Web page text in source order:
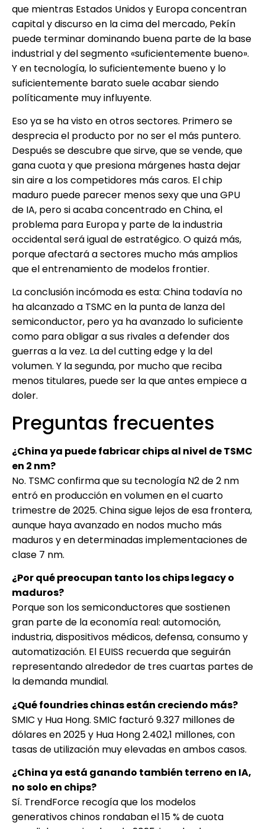
que mientras Estados Unidos y Europa concentran
capital y discurso en la cima del mercado, Pekín
puede terminar dominando buena parte de la base
industrial y del segmento «suficientemente bueno».
Y en tecnología, lo suficientemente bueno y lo
suficientemente barato suele acabar siendo
políticamente muy influyente.
Eso ya se ha visto en otros sectores. Primero se
desprecia el producto por no ser el más puntero.
Después se descubre que sirve, que se vende, que
gana cuota y que presiona márgenes hasta dejar
sin aire a los competidores más caros. El chip
maduro puede parecer menos sexy que una GPU
de IA, pero si acaba concentrado en China, el
problema para Europa y parte de la industria
occidental será igual de estratégico. O quizá más,
porque afectará a sectores mucho más amplios
que el entrenamiento de modelos frontier.
La conclusión incómoda es esta: China todavía no
ha alcanzado a TSMC en la punta de lanza del
semiconductor, pero ya ha avanzado lo suficiente
como para obligar a sus rivales a defender dos
guerras a la vez. La del cutting edge y la del
volumen. Y la segunda, por mucho que reciba
menos titulares, puede ser la que antes empiece a
doler.
Preguntas frecuentes
¿China ya puede fabricar chips al nivel de TSMC
en 2 nm?
No. TSMC confirma que su tecnología N2 de 2 nm
entró en producción en volumen en el cuarto
trimestre de 2025. China sigue lejos de esa frontera,
aunque haya avanzado en nodos mucho más
maduros y en determinadas implementaciones de
clase 7 nm.
¿Por qué preocupan tanto los chips legacy o
maduros?
Porque son los semiconductores que sostienen
gran parte de la economía real: automoción,
industria, dispositivos médicos, defensa, consumo y
automatización. El EUISS recuerda que seguirán
representando alrededor de tres cuartas partes de
la demanda mundial.
¿Qué foundries chinas están creciendo más?
SMIC y Hua Hong. SMIC facturó 9.327 millones de
dólares en 2025 y Hua Hong 2.402,1 millones, con
tasas de utilización muy elevadas en ambos casos.
¿China ya está ganando también terreno en IA,
no solo en chips?
Sí. TrendForce recogía que los modelos
generativos chinos rondaban el 15 % de cuota